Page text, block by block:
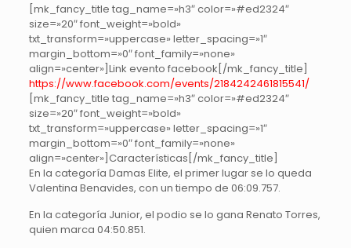
[mk_fancy_title tag_name=»h3″ color=»#ed2324″
size=»20″ font_weight=»bold»
txt_transform=»uppercase» letter_spacing=»1″
margin_bottom=»0″ font_family=»none»
align=»center»]Link evento facebook[/mk_fancy_title]
https://www.facebook.com/events/2184242461815541/
[mk_fancy_title tag_name=»h3″ color=»#ed2324″
size=»20″ font_weight=»bold»
txt_transform=»uppercase» letter_spacing=»1″
margin_bottom=»0″ font_family=»none»
align=»center»]Características[/mk_fancy_title]
En la categoría Damas Elite, el primer lugar se lo queda
Valentina Benavides, con un tiempo de 06:09.757.
En la categoría Junior, el podio se lo gana Renato Torres,
quien marca 04:50.851.